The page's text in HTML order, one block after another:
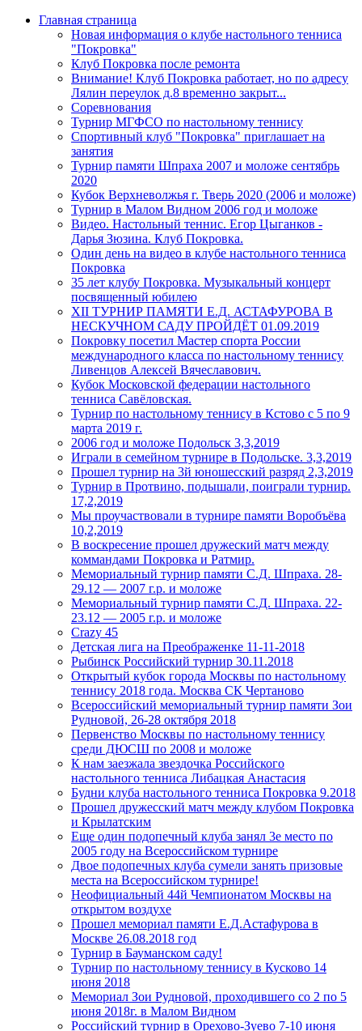
Главная страница
Новая информация о клубе настольного тенниса
"Покровка"
Клуб Покровка после ремонта
Внимание! Клуб Покровка работает, но по адресу
Лялин переулок д.8 временно закрыт...
Соревнования
Турнир МГФСО по настольному теннису
Спортивный клуб "Покровка" приглашает на
занятия
Турнир памяти Шпраха 2007 и моложе сентябрь
2020
Кубок Верхневолжья г. Тверь 2020 (2006 и моложе)
Турнир в Малом Видном 2006 год и моложе
Видео. Настольный теннис. Егор Цыганков -
Дарья Зюзина. Клуб Покровка.
Один день на видео в клубе настольного тенниса
Покровка
35 лет клубу Покровка. Музыкальный концерт
посвященный юбилею
XII ТУРНИР ПАМЯТИ Е.Д. АСТАФУРОВА В
НЕСКУЧНОМ САДУ ПРОЙДЁТ 01.09.2019
Покровку посетил Мастер спорта России
международного класса по настольному теннису
Ливенцов Алексей Вячеславович.
Кубок Московской федерации настольного
тенниса Савёловская.
Турнир по настольному теннису в Кстово с 5 по 9
марта 2019 г.
2006 год и моложе Подольск 3,3,2019
Играли в семейном турнире в Подольске. 3,3,2019
Прошел турнир на 3й юношесский разряд 2,3,2019
Турнир в Протвино, подышали, поиграли турнир.
17,2,2019
Мы проучаствовали в турнире памяти Воробъёва
10,2,2019
В воскресение прошел дружеский матч между
коммандами Покровка и Ратмир.
Мемориальный турнир памяти С.Д. Шпраха. 28-
29.12 — 2007 г.р. и моложе
Мемориальный турнир памяти С.Д. Шпраха. 22-
23.12 — 2005 г.р. и моложе
Crazy 45
Детская лига на Преображенке 11-11-2018
Рыбинск Российский турнир 30.11.2018
Открытый кубок города Москвы по настольному
теннису 2018 года. Москва СК Чертаново
Всероссийский мемориальный турнир памяти Зои
Рудновой, 26-28 октября 2018
Первенство Москвы по настольному теннису
среди ДЮСШ по 2008 и моложе
К нам заезжала звездочка Российского
настольного тенниса Либацкая Анастасия
Будни клуба настольного тенниса Покровка 9.2018
Прошел дружесский матч между клубом Покровка
и Крылатским
Еще один подопечный клуба занял 3е место по
2005 году на Всероссийском турнире
Двое подопечных клуба сумели занять призовые
места на Всероссийском турнире!
Неофициальный 44й Чемпионатом Москвы на
открытом воздухе
Прошел мемориал памяти Е.Д.Астафурова в
Москве 26.08.2018 год
Турнир в Бауманском саду!
Турнир по настольному теннису в Кусково 14
июня 2018
Мемориал Зои Рудновой, проходившего со 2 по 5
июня 2018г. в Малом Видном
Российский турнир в Орехово-Зуево 7-10 июня